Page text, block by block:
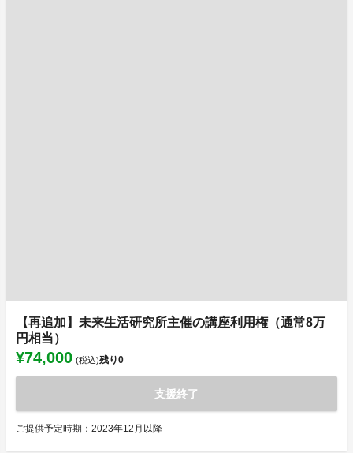
【再追加】未来生活研究所主催の講座利用権（通常8万
円相当）
¥74,000 (税込)残り0
支援終了
ご提供予定時期：2023年12月以降